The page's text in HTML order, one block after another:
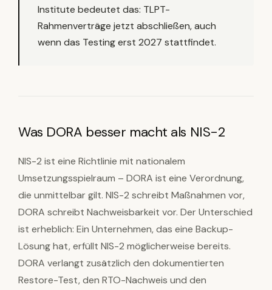
Institute bedeutet das: TLPT-
Rahmenverträge jetzt abschließen, auch
wenn das Testing erst 2027 stattfindet.
Was DORA besser macht als NIS-2
NIS-2 ist eine Richtlinie mit nationalem
Umsetzungsspielraum – DORA ist eine Verordnung,
die unmittelbar gilt. NIS-2 schreibt Maßnahmen vor,
DORA schreibt Nachweisbarkeit vor. Der Unterschied
ist erheblich: Ein Unternehmen, das eine Backup-
Lösung hat, erfüllt NIS-2 möglicherweise bereits.
DORA verlangt zusätzlich den dokumentierten
Restore-Test, den RTO-Nachweis und den